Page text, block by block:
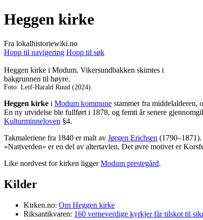
Heggen kirke
Fra lokalhistoriewiki.no
Hopp til navigering Hopp til søk
Heggen kirke i Modum. Vikersundbakken skimtes i
bakgrunnen til høyre.
Foto: Leif-Harald Ruud (2024).
Heggen kirke i Modum kommune stammer fra middelalderen,
En ny utvidelse ble fullført i 1878, og femti år senere
Kulturminneloven §4.
Takmaleriene fra 1840 er malt av Jørgen Erichsen (1790–1871).
«Nattverden» er en del av altertavlen. Det øvre motivet er
Like nordvest for kirken liggerModum prestegård.
Kilder
Kirken.no: Om Heggen kirke
Riksantikvaren: 160 verneverdige kyrkjer får tilskot til